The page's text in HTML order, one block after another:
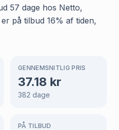
57 dage hos Netto,
på tilbud 16% af tiden,
GENNEMSNITLIG PRIS
37.18 kr
382 dage
PÅ TILBUD